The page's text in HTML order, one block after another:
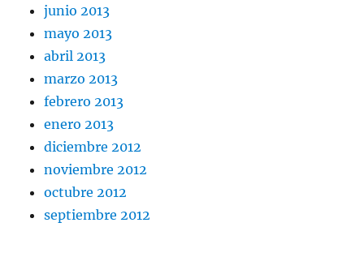
junio 2013
mayo 2013
abril 2013
marzo 2013
febrero 2013
enero 2013
diciembre 2012
noviembre 2012
octubre 2012
septiembre 2012